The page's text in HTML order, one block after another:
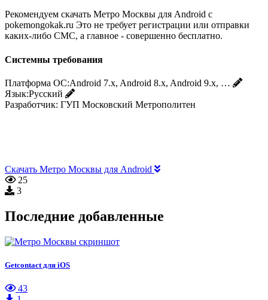
Рекомендуем скачать Метро Москвы для Android с
pokemongokak.ru Это не требует регистрации или отправки
каких-либо СМС, а главное - совершенно бесплатно.
Системны требования
Платформа ОС:Android 7.x, Android 8.x, Android 9.x, …
Язык:Русский
Разработчик: ГУП Московский Метрополитен
Скачать Метро Москвы для Android
25
3
Последние добавленные
Getcontact для iOS
43